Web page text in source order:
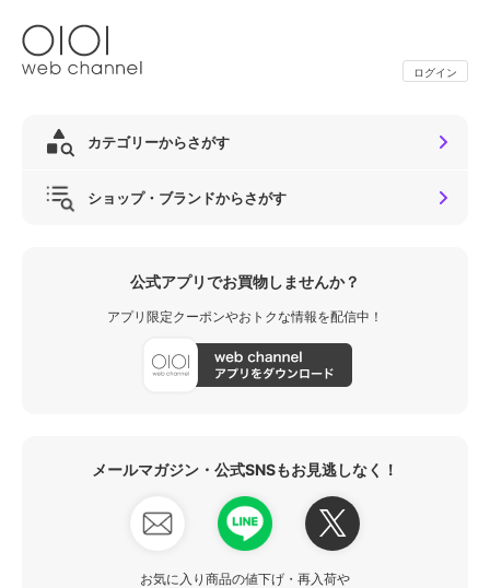
ログイン
カテゴリーからさがす
ショップ・ブランドからさがす
公式アプリでお買物しませんか？
アプリ限定クーポンやおトクな情報を配信中！
メールマガジン・公式SNSもお見逃しなく！
お気に入り商品の値下げ・再入荷や